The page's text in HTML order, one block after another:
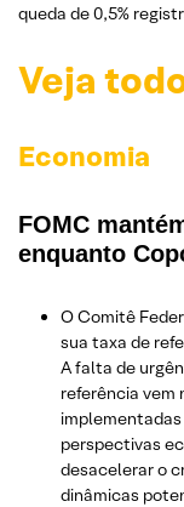
queda de 0,5%
Veja
Economia
FOMC
enquanto
O Comitê
sua taxa de
A falta de
referência vem
implementadas
perspectivas
desacelerar o
dinâmicas